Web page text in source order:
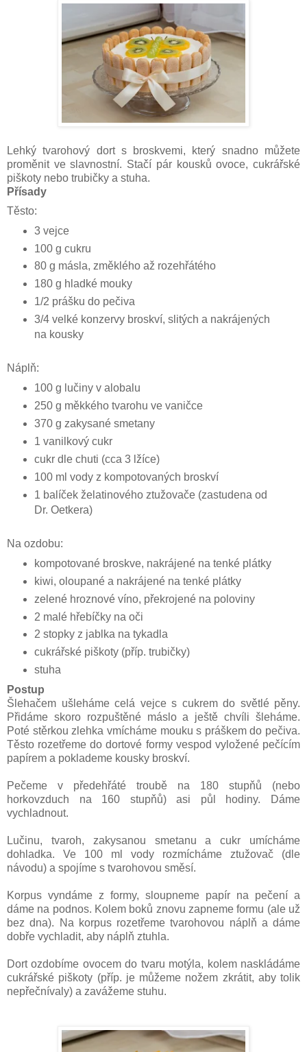
Lehký tvarohový dort s broskvemi, který snadno můžete
proměnit ve slavnostní. Stačí pár kousků ovoce, cukrářské
piškoty nebo trubičky a stuha.
Přísady
Těsto:
3 vejce
100 g cukru
80 g másla, změklého až rozehřátého
180 g hladké mouky
1/2 prášku do pečiva
3/4 velké konzervy broskví, slitých a nakrájených
na kousky
Náplň:
100 g lučiny v alobalu
250 g měkkého tvarohu ve vaničce
370 g zakysané smetany
1 vanilkový cukr
cukr dle chuti (cca 3 lžíce)
100 ml vody z kompotovaných broskví
1 balíček želatinového ztužovače (zastudena od
Dr. Oetkera)
Na ozdobu:
kompotované broskve, nakrájené na tenké plátky
kiwi, oloupané a nakrájené na tenké plátky
zelené hroznové víno, překrojené na poloviny
2 malé hřebíčky na oči
2 stopky z jablka na tykadla
cukrářské piškoty (příp. trubičky)
stuha
Postup
Šlehačem ušleháme celá vejce s cukrem do světlé pěny.
Přidáme skoro rozpuštěné máslo a ještě chvíli šleháme.
Poté stěrkou zlehka vmícháme mouku s práškem do pečiva.
Těsto rozetřeme do dortové formy vespod vyložené pečícím
papírem a poklademe kousky broskví.
Pečeme v předehřáté troubě na 180 stupňů (nebo
horkovzduch na 160 stupňů) asi půl hodiny. Dáme
vychladnout.
Lučinu, tvaroh, zakysanou smetanu a cukr umícháme
dohladka. Ve 100 ml vody rozmícháme ztužovač (dle
návodu) a spojíme s tvarohovou směsí.
Korpus vyndáme z formy, sloupneme papír na pečení a
dáme na podnos. Kolem boků znovu zapneme formu (ale už
bez dna). Na korpus rozetřeme tvarohovou náplň a dáme
dobře vychladit, aby náplň ztuhla.
Dort ozdobíme ovocem do tvaru motýla, kolem naskládáme
cukrářské piškoty (příp. je můžeme nožem zkrátit, aby tolik
nepřečnívaly) a zavážeme stuhu.